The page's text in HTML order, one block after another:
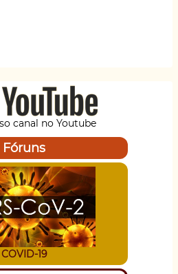
canal no Youtube
Fóruns
COVID-19